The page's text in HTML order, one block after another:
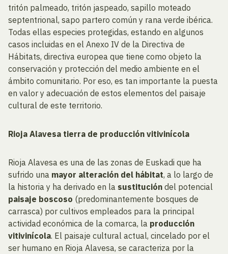
tritón palmeado, tritón jaspeado, sapillo moteado
septentrional, sapo partero común y rana verde ibérica.
Todas ellas especies protegidas, estando en algunos
casos incluidas en el Anexo IV de la Directiva de
Hábitats, directiva europea que tiene como objeto la
conservación y protección del medio ambiente en el
ámbito comunitario. Por eso, es tan importante la puesta
en valor y adecuación de estos elementos del paisaje
cultural de este territorio.
Rioja Alavesa tierra de producción vitivinícola
Rioja Alavesa es una de las zonas de Euskadi que ha
sufrido una mayor alteración del hábitat, a lo largo de
la historia y ha derivado en la sustitución del potencial
paisaje boscoso (predominantemente bosques de
carrasca) por cultivos empleados para la principal
actividad económica de la comarca, la producción
vitivinícola. El paisaje cultural actual, cincelado por el
ser humano en Rioja Alavesa, se caracteriza por la